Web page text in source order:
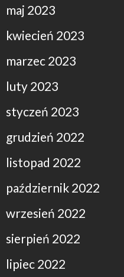
maj 2023
kwiecień 2023
marzec 2023
luty 2023
styczeń 2023
grudzień 2022
listopad 2022
październik 2022
wrzesień 2022
sierpień 2022
lipiec 2022